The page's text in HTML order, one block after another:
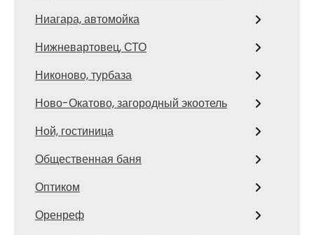
Ниагара, автомойка
Нижневартовец, СТО
Никоново, турбаза
Ново-Окатово, загородный экоотель
Ной, гостиница
Общественная баня
Оптиком
Оренреф